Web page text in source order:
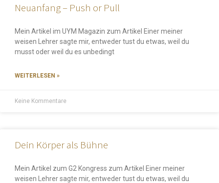
Neuanfang – Push or Pull
Mein Artikel im UYM Magazin zum Artikel Einer meiner
weisen Lehrer sagte mir, entweder tust du etwas, weil du
musst oder weil du es unbedingt
WEITERLESEN »
Keine Kommentare
Dein Körper als Bühne
Mein Artikel zum G2 Kongress zum Artikel Einer meiner
weisen Lehrer sagte mir, entweder tust du etwas, weil du